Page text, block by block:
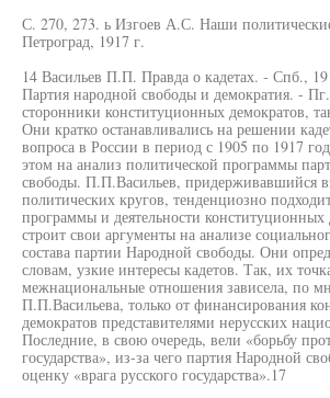
С. 270, 273. ь Изгоев А.С. Наши
Петроград, 1917 г.
14 Васильев П.П. Правда о кадетах. - Спб.,
Партия народной свободы и демократия. -
сторонники конституционных демократов,
Они кратко останавливались на решении
вопроса в России в период с 1905 по 1917
этом на анализ политической программы
свободы. П.П.Васильев, придерживавшийся
политических кругов, тенденциозно
программы и деятельности
строит свои аргументы на анализе
состава партии Народной свободы. Они
словам, узкие интересы кадетов. Так, их
межнациональные отношения зависела, по
П.П.Васильева, только от финансирования
демократов представителями нерусских
Последние, в свою очередь, вели «борьбу
государства», из-за чего партия Народной
оценку «врага русского государства».17